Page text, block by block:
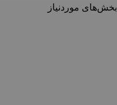
بخش‌های موردنیاز